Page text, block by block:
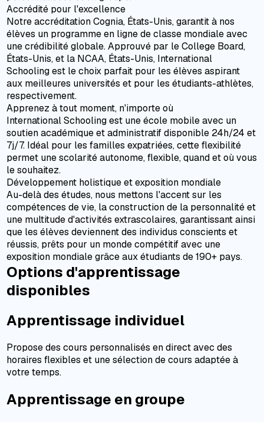
Accrédité pour l'excellence
Notre accréditation Cognia, États-Unis, garantit à nos
élèves un programme en ligne de classe mondiale avec
une crédibilité globale. Approuvé par le College Board,
États-Unis, et la NCAA, États-Unis, International
Schooling est le choix parfait pour les élèves aspirant
aux meilleures universités et pour les étudiants-athlètes,
respectivement.
Apprenez à tout moment, n'importe où
International Schooling est une école mobile avec un
soutien académique et administratif disponible 24h/24 et
7j/7. Idéal pour les familles expatriées, cette flexibilité
permet une scolarité autonome, flexible, quand et où vous
le souhaitez.
Développement holistique et exposition mondiale
Au-delà des études, nous mettons l'accent sur les
compétences de vie, la construction de la personnalité et
une multitude d'activités extrascolaires, garantissant ainsi
que les élèves deviennent des individus conscients et
réussis, prêts pour un monde compétitif avec une
exposition mondiale grâce aux étudiants de 190+ pays.
Options d'apprentissage
disponibles
Apprentissage individuel
Propose des cours personnalisés en direct avec des
horaires flexibles et une sélection de cours adaptée à
votre temps.
Apprentissage en groupe